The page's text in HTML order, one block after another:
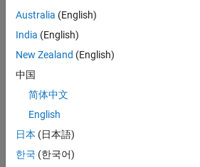
keine
offenen
Stellen
können,
die
Ihren
entsprechen,
werden
Australia (English)
India (English)
New Zealand (English)
中国
简体中文
English
日本 (日本語)
한국 (한국어)